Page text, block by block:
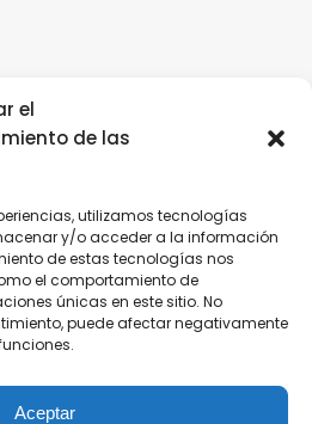
el
de las
utilizamos tecnologías
y/o acceder a la información
de estas tecnologías nos
el comportamiento de
únicas en este sitio. No
puede afectar negativamente
Aceptar